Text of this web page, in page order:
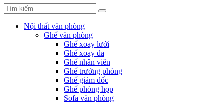
Nội thất văn phòng
Ghế văn phòng
Ghế xoay lưới
Ghế xoay da
Ghế nhân viên
Ghế trưởng phòng
Ghế giám đốc
Ghế phòng họp
Sofa văn phòng